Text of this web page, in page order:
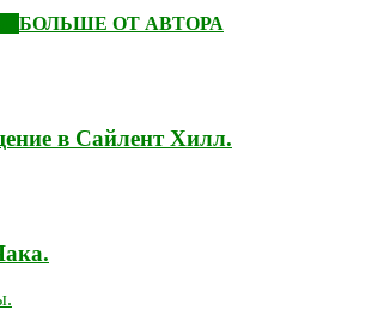
БОЛЬШЕ ОТ АВТОРА
в Сайлент Хилл.